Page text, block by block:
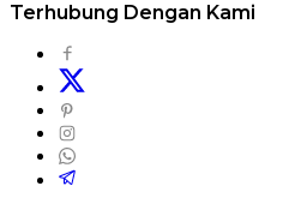
Terhubung Dengan Kami